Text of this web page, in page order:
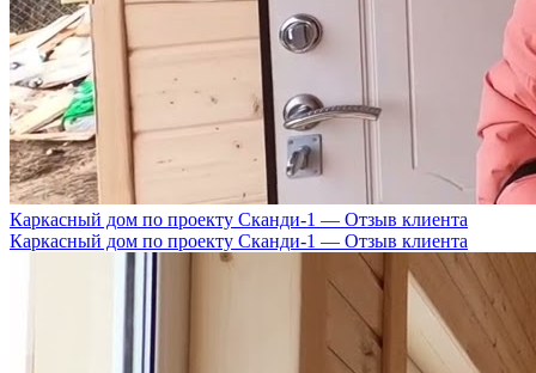
Каркасный дом по проекту Сканди-1 — Отзыв клиента
Каркасный дом по проекту Сканди-1 — Отзыв клиента